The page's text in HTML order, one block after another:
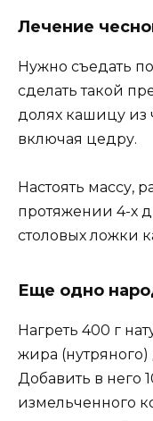
Лечение
Нужно съедать
сделать такой
долях кашицу из
включая цедру.
Настоять массу,
протяжении 4-х
столовых ложки
Еще одно
Нагреть 400 г
жира
Добавить в него
измельченного